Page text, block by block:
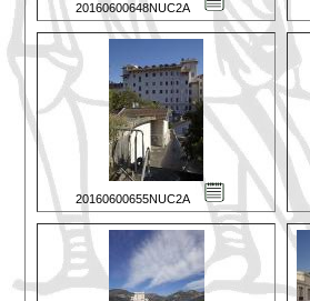
20160600648NUC2A
20160600655NUC2A